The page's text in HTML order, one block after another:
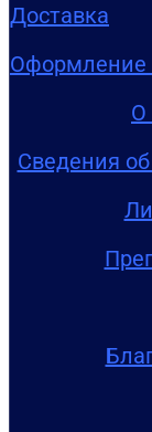
Доставка
Оформление
О
Сведения